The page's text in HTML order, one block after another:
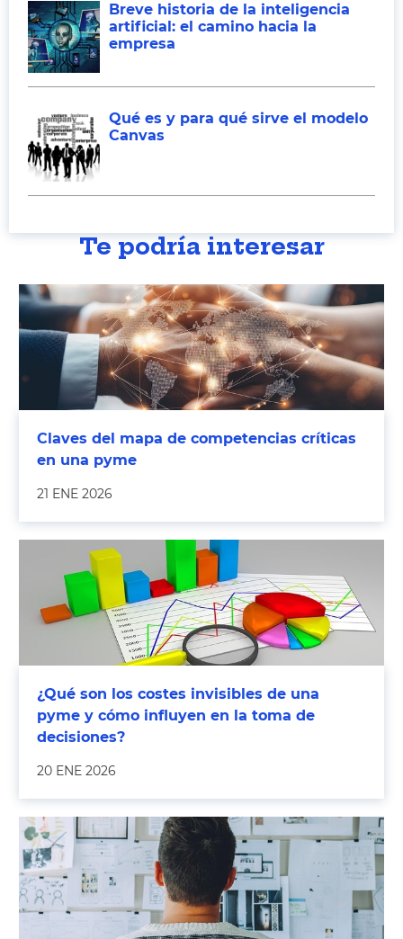
Breve historia de la inteligencia
artificial: el camino hacia la
empresa
Qué es y para qué sirve el modelo
Canvas
Te podría interesar
Claves del mapa de competencias críticas
en una pyme
21 ENE 2026
¿Qué son los costes invisibles de una
pyme y cómo influyen en la toma de
decisiones?
20 ENE 2026